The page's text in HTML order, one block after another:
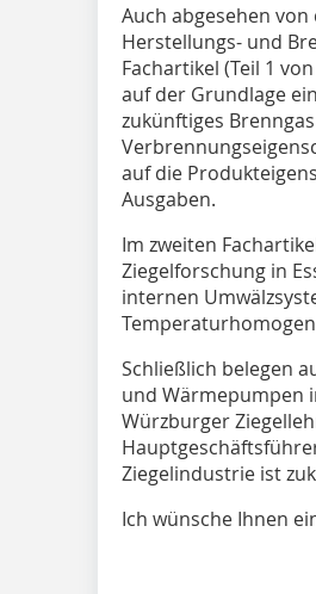
Auch abgesehen
Herstellungs- und
Fachartikel (Teil 1
auf der Grundlage
zukünftiges
auf die
Ausgaben.
Im zweiten
Ziegelforschung in
internen
Schließlich belegen
und Wärmepumpen
Würzburger
Ziegelindustrie ist
Ich wünsche Ihnen